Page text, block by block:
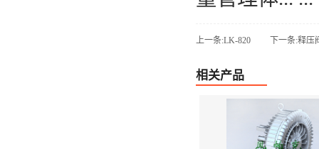
上一条:LK-820 下一条:释压
相关产品